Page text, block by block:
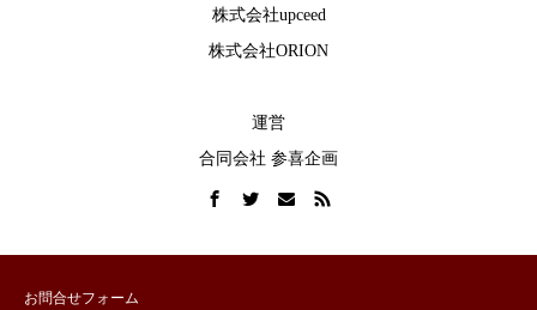
株式会社upceed
株式会社ORION
運営
合同会社 参喜企画
お問合せフォーム